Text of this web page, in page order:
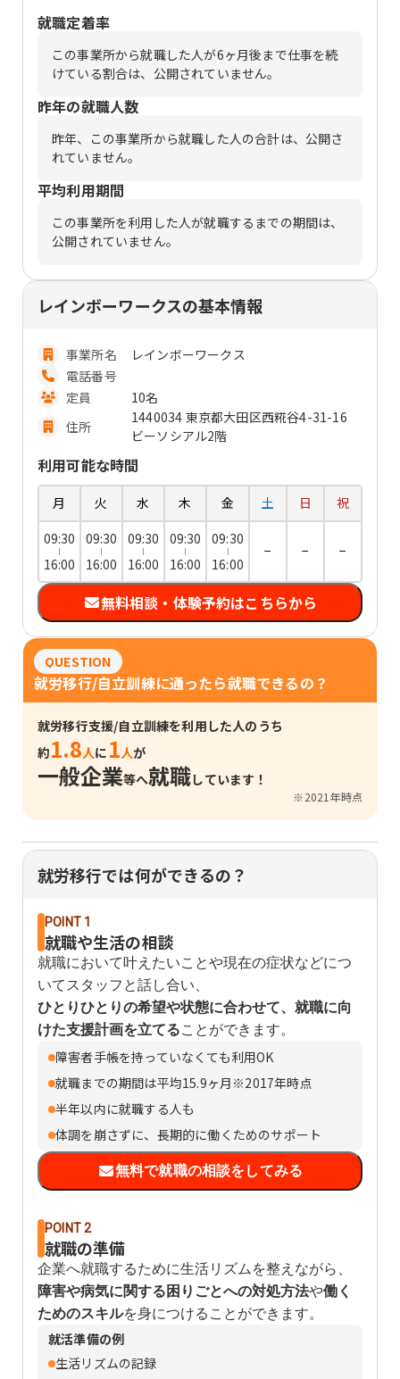
就職定着率
この事業所から就職した人が6ヶ月後まで仕事を続
けている割合は、公開されていません。
昨年の就職人数
昨年、この事業所から就職した人の合計は、公開さ
れていません。
平均利用期間
この事業所を利用した人が就職するまでの期間は、
公開されていません。
レインボーワークスの基本情報
事業所名
レインボーワークス
電話番号
定員
10名
住所
1440034 東京都大田区西糀谷4-31-16
ビーソシアル2階
利用可能な時間
月 火 水 木 金 土 日
祝
09:30
16:00
09:30
16:00
09:30
16:00
09:30
16:00
09:30
16:00
− − −
無料相談・体験予約はこちらから
QUESTION
就労移行/自立訓練に通ったら就職できるの？
就労移行支援/自立訓練を利用した人のうち
約1.8人に 1人が
一般企業等へ就職しています！
※2021年時点
就労移行では何ができるの？
POINT 1
就職や生活の相談
就職において叶えたいことや現在の症状などにつ
いてスタッフと話し合い、
ひとりひとりの希望や状態に合わせて、就職に向
けた支援計画を立てることができます。
障害者手帳を持っていなくても利用OK
就職までの期間は平均15.9ヶ月※2017年時点
半年以内に就職する人も
体調を崩さずに、長期的に働くためのサポート
無料で就職の相談をしてみる
POINT 2
就職の準備
企業へ就職するために生活リズムを整えながら、
障害や病気に関する困りごとへの対処方法や働く
ためのスキルを身につけることができます。
就活準備の例
生活リズムの記録